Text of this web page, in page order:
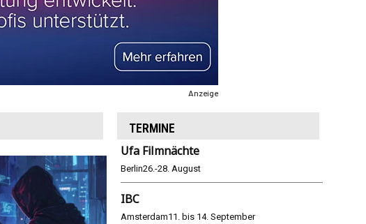
Anzeige
TERMINE
Ufa Filmnächte
Berlin26.-28. August
IBC
Amsterdam11. bis 14. September